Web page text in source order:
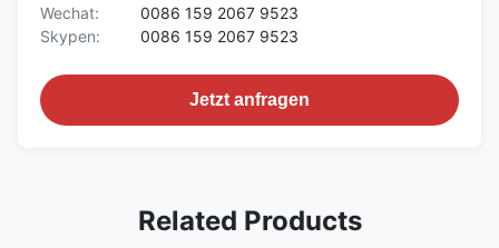
Wechat:
0086 159 2067 9523
Skypen:
0086 159 2067 9523
Jetzt anfragen
Related Products